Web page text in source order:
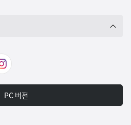
인
타
그
PC 버전